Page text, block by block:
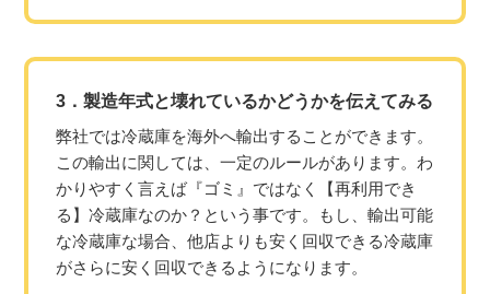
3．製造年式と壊れているかどうかを伝えてみる
弊社では冷蔵庫を海外へ輸出することができます。
この輸出に関しては、一定のルールがあります。わ
かりやすく言えば『ゴミ』ではなく【再利用でき
る】冷蔵庫なのか？という事です。もし、輸出可能
な冷蔵庫な場合、他店よりも安く回収できる冷蔵庫
がさらに安く回収できるようになります。